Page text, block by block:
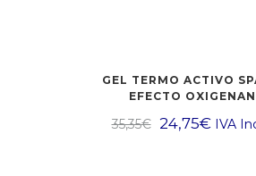
GEL TERMO ACTIVO
EFECTO
35,35€ 24,75€ IVA